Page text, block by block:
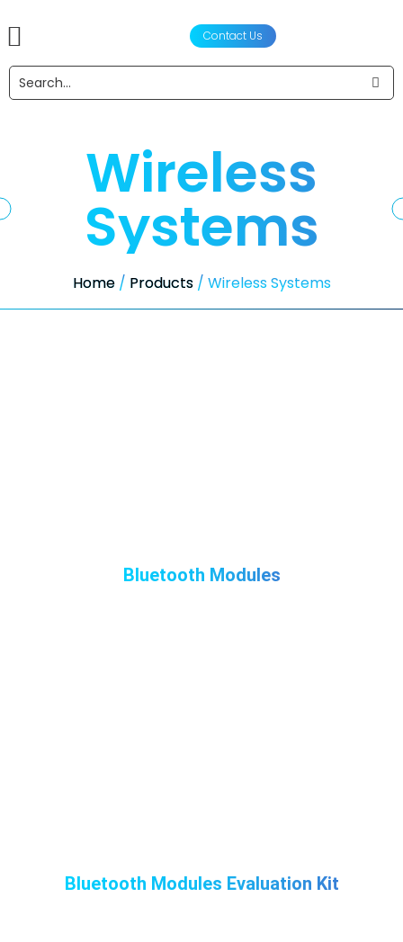
Contact Us
Wireless
Systems
Home/ Products/ Wireless Systems
Bluetooth Modules
Bluetooth Modules Evaluation Kit